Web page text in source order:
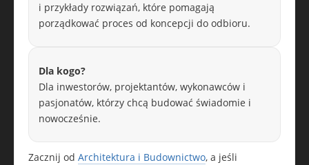
i przykłady rozwiązań, które pomagają
porządkować proces od koncepcji do odbioru.
Dla kogo?
Dla inwestorów, projektantów, wykonawców i
pasjonatów, którzy chcą budować świadomie i
nowocześnie.
Zacznij od Architektura i Budownictwo, a jeśli